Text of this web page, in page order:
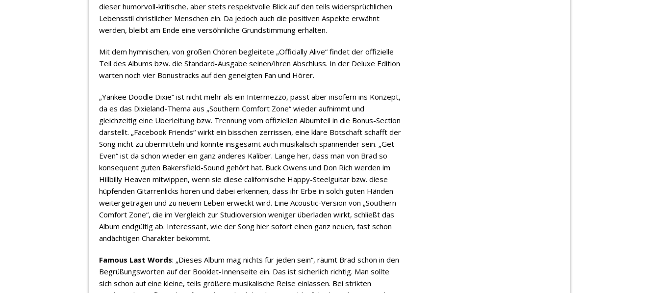
dieser humorvoll-kritische, aber stets respektvolle Blick auf den teils widersprüchlichen
Lebensstil christlicher Menschen ein. Da jedoch auch die positiven Aspekte erwähnt
werden, bleibt am Ende eine versöhnliche Grundstimmung erhalten.
Mit dem hymnischen, von großen Chören begleitete „Officially Alive“ findet der offizielle
Teil des Albums bzw. die Standard-Ausgabe seinen/ihren Abschluss. In der Deluxe Edition
warten noch vier Bonustracks auf den geneigten Fan und Hörer.
„Yankee Doodle Dixie“ ist nicht mehr als ein Intermezzo, passt aber insofern ins Konzept,
da es das Dixieland-Thema aus „Southern Comfort Zone“ wieder aufnimmt und
gleichzeitig eine Überleitung bzw. Trennung vom offiziellen Albumteil in die Bonus-Section
darstellt. „Facebook Friends“ wirkt ein bisschen zerrissen, eine klare Botschaft schafft der
Song nicht zu übermitteln und könnte insgesamt auch musikalisch spannender sein. „Get
Even“ ist da schon wieder ein ganz anderes Kaliber. Lange her, dass man von Brad so
konsequent guten Bakersfield-Sound gehört hat. Buck Owens und Don Rich werden im
Hillbilly Heaven mitwippen, wenn sie diese californische Happy-Steelguitar bzw. diese
hüpfenden Gitarrenlicks hören und dabei erkennen, dass ihr Erbe in solch guten Händen
weitergetragen und zu neuem Leben erweckt wird. Eine Acoustic-Version von „Southern
Comfort Zone“, die im Vergleich zur Studioversion weniger überladen wirkt, schließt das
Album endgültig ab. Interessant, wie der Song hier sofort einen ganz neuen, fast schon
andächtigen Charakter bekommt.
Famous Last Words: „Dieses Album mag nichts für jeden sein“, räumt Brad schon in den
Begrüßungsworten auf der Booklet-Innenseite ein. Das ist sicherlich richtig. Man sollte
sich schon auf eine kleine, teils größere musikalische Reise einlassen. Bei strikten